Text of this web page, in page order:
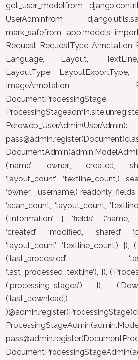
get_user_modelfrom
UserAdminfrom
mark_safefrom app.models
Request, RequestType, Annotation,
Language, Layout,
LayoutType, LayoutExportType,
ImageAnnotation,
DocumentProcessingStage,
Peroweb_UserAdmin(UserAdmin):
pass@admin.register
(‘name’, ‘owner’, ‘created’,
‘layout_count’, ‘textline_count’,)
‘owner__username’,) readonly_fields
‘scan_count’, ‘layout_count’,
(‘Information’, { ‘fields’: (‘name’,
‘created’, ‘modified’, ‘shared’,
‘layout_count’, ‘textline_count’) }),
(‘last_processed’,
‘last_processed_textline’), }),
(‘processing_stages’,) }),
pass@admin.register